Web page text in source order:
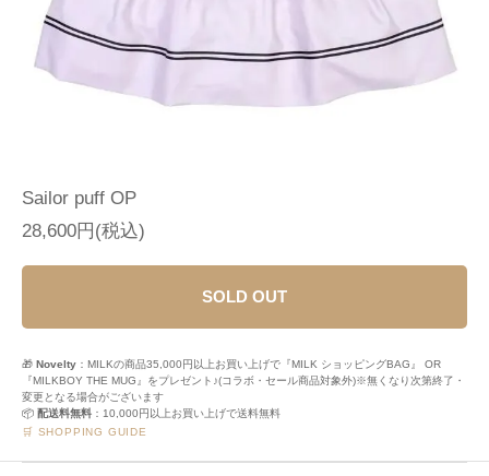
Sailor puff OP
28,600円(税込)
SOLD OUT
🎁 Novelty ：MILKの商品35,000円以上お買い上げで『MILK ショッピングBAG』 OR
『MILKBOY THE MUG』をプレゼント♪(コラボ・セール商品対象外)※無くなり次第終了・
変更となる場合がございます
📦 配送料無料 ：10,000円以上お買い上げで送料無料
🛒 SHOPPING GUIDE